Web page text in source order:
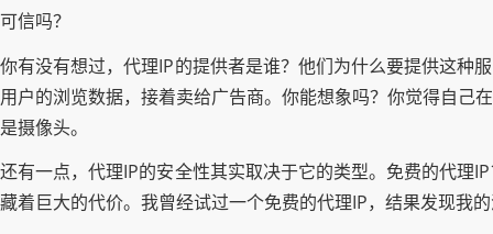
可信吗？
你有没有想过，代理IP的提供者是谁？他们为什么要提供这种
用户的浏览数据，接着卖给广告商。你能想象吗？你觉得自己
是摄像头。
还有一点，代理IP的安全性其实取决于它的类型。免费的代理
藏着巨大的代价。我曾经试过一个免费的代理IP，结果发现我